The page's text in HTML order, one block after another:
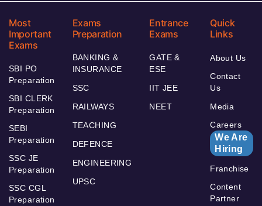
Most
Important
Exams
SBI PO
Preparation
SBI CLERK
Preparation
SEBI
Preparation
SSC JE
Preparation
SSC CGL
Preparation
Exams
Preparation
BANKING &
INSURANCE
SSC
RAILWAYS
TEACHING
DEFENCE
ENGINEERING
UPSC
Entrance
Exams
GATE &
ESE
IIT JEE
NEET
Quick
Links
About Us
Contact
Us
Media
Careers
We Are
Hiring
Franchise
Content
Partner